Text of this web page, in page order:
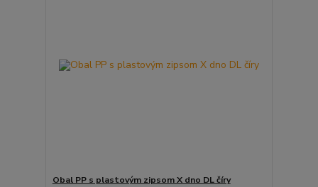
Obal PP s plastovým zipsom X dno DL číry